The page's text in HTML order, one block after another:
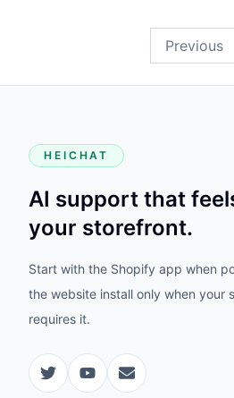
Previous
HEICHAT
AI support that
your storefront.
Start with the Shopify app when
the website install only when your
requires it.